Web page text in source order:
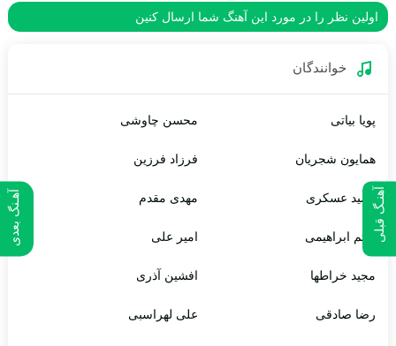
آهنـگ قبلی آهـنگ بعدی
اولین نظر را در مورد این آهنگ شما ارسال کنین
خوانندگان
پویا بیاتی محسن چاوشی
همایون شجریان فرزاد فرزین
حمید عسکری مهدی مقدم
میثم ابراهیمی امیر علی
مجید خراطها افشین آذری
رضا صادقی علی لهراسبی